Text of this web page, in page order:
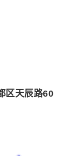
区天辰路60